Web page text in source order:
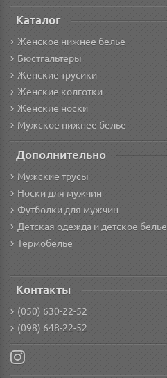
Каталог
Женское нижнее белье
Бюстгальтеры
Женские трусики
Женские колготки
Женские носки
Мужское нижнее белье
Дополнительно
Мужские трусы
Носки для мужчин
Футболки для мужчин
Детская одежда и детское белье
Термобелье
Контакты
(050) 630-22-52
(098) 648-22-52